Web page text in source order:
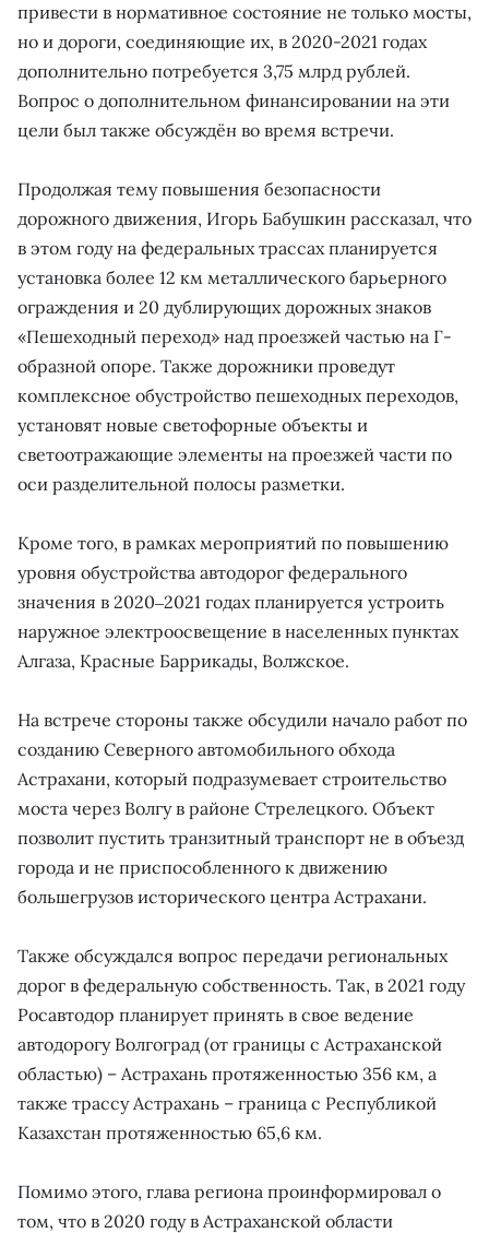
привести в нормативное состояние не только мосты,
но и дороги, соединяющие их, в 2020-2021 годах
дополнительно потребуется 3,75 млрд рублей.
Вопрос о дополнительном финансировании на эти
цели был также обсуждён во время встречи.
Продолжая тему повышения безопасности
дорожного движения, Игорь Бабушкин рассказал, что
в этом году на федеральных трассах планируется
установка более 12 км металлического барьерного
ограждения и 20 дублирующих дорожных знаков
«Пешеходный переход» над проезжей частью на Г-
образной опоре. Также дорожники проведут
комплексное обустройство пешеходных переходов,
установят новые светофорные объекты и
светоотражающие элементы на проезжей части по
оси разделительной полосы разметки.
Кроме того, в рамках мероприятий по повышению
уровня обустройства автодорог федерального
значения в 2020‒2021 годах планируется устроить
наружное электроосвещение в населенных пунктах
Алгаза, Красные Баррикады, Волжское.
На встрече стороны также обсудили начало работ по
созданию Северного автомобильного обхода
Астрахани, который подразумевает строительство
моста через Волгу в районе Стрелецкого. Объект
позволит пустить транзитный транспорт не в объезд
города и не приспособленного к движению
большегрузов исторического центра Астрахани.
Также обсуждался вопрос передачи региональных
дорог в федеральную собственность. Так, в 2021 году
Росавтодор планирует принять в свое ведение
автодорогу Волгоград (от границы с Астраханской
областью) – Астрахань протяженностью 356 км, а
также трассу Астрахань – граница с Республикой
Казахстан протяженностью 65,6 км.
Помимо этого, глава региона проинформировал о
том, что в 2020 году в Астраханской области